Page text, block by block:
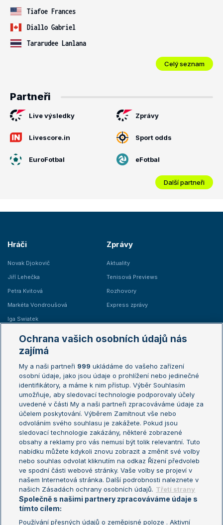
Tiafoe Frances
Diallo Gabriel
Tararudee Lanlana
Celý seznam
Partneři
Live výsledky Zprávy
Livescore.in Sport odds
EuroFotbal eFotbal
Další partneři
Hráči
Novak Djokovič
Jiří Lehečka
Petra Kvitová
Markéta Vondroušová
Iga Swiatek
Zprávy
Aktuality
Tenisová Previews
Rozhovory
Express zprávy
Žebříčky
Žebříček ATP (muži)
Žebříček WTA (ženy)
Sázkařský žebříček
Australian Open
French Open
Wimbledon
US Open
Turnaj mistrů
Turnaj mistryň
Aktualní trendy
Fotbalové přestupy
Livesport Daily
LS Prague Open
Ochrana vašich osobních údajů nás
zajímá
My a naši partneři 999 ukládáme do vašeho zařízení
osobní údaje, jako jsou údaje o prohlížení nebo jedinečné
identifikátory, a máme k nim přístup. Výběr Souhlasím
umožňuje, aby sledovací technologie podporovaly účely
uvedené v části My a naši partneři zpracováváme údaje za
účelem poskytování. Výběrem Zamítnout vše nebo
odvoláním svého souhlasu je zakážete. Pokud jsou
sledovací technologie zakázány, některé zobrazené
obsahy a reklamy pro vás nemusí být tolik relevantní. Tuto
nabídku můžete kdykoli znovu zobrazit a změnit své volby
nebo souhlas odvolat kliknutím na odkaz Řízení předvoleb
ve spodní části webové stránky. Vaše volby se projeví v
našem Internetová stránka. Další podrobnosti naleznete v
našich Zásadách ochrany osobních údajů. Třetí strany
Společně s našimi partnery zpracováváme údaje s
tímto cílem:
Používání přesných údajů o zeměpisné poloze . Aktivní